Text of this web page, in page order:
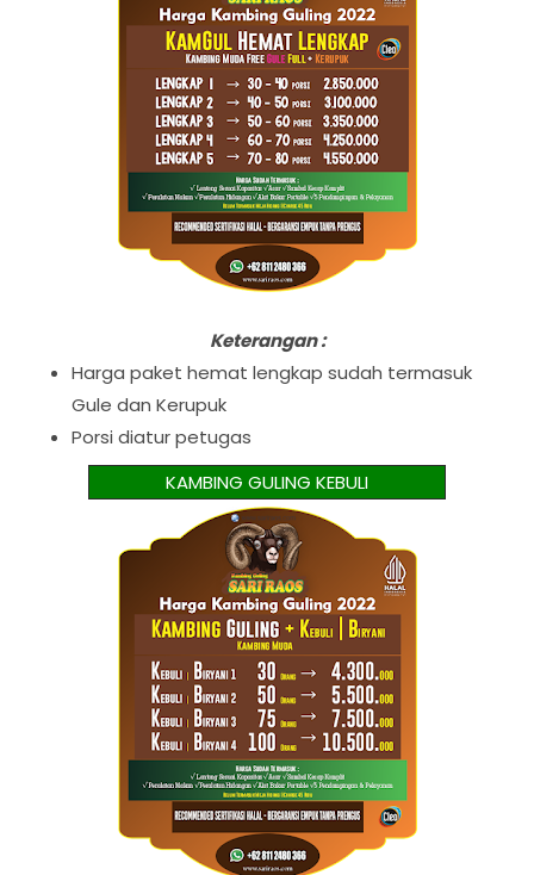
Keterangan :
Harga paket hemat lengkap sudah termasuk
Gule dan Kerupuk
Porsi diatur petugas
KAMBING GULING KEBULI